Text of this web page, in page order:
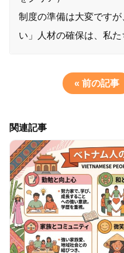
制度の準備は大変です
い」人材の確保は、私た
« 前の記事
関連記事